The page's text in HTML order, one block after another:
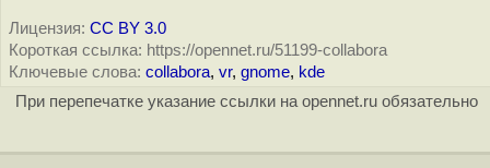
Лицензия: CC BY 3.0
Короткая ссылка: https://opennet.ru/51199-collabora
Ключевые слова: collabora, vr, gnome, kde
При перепечатке указание ссылки на opennet.ru обязательно